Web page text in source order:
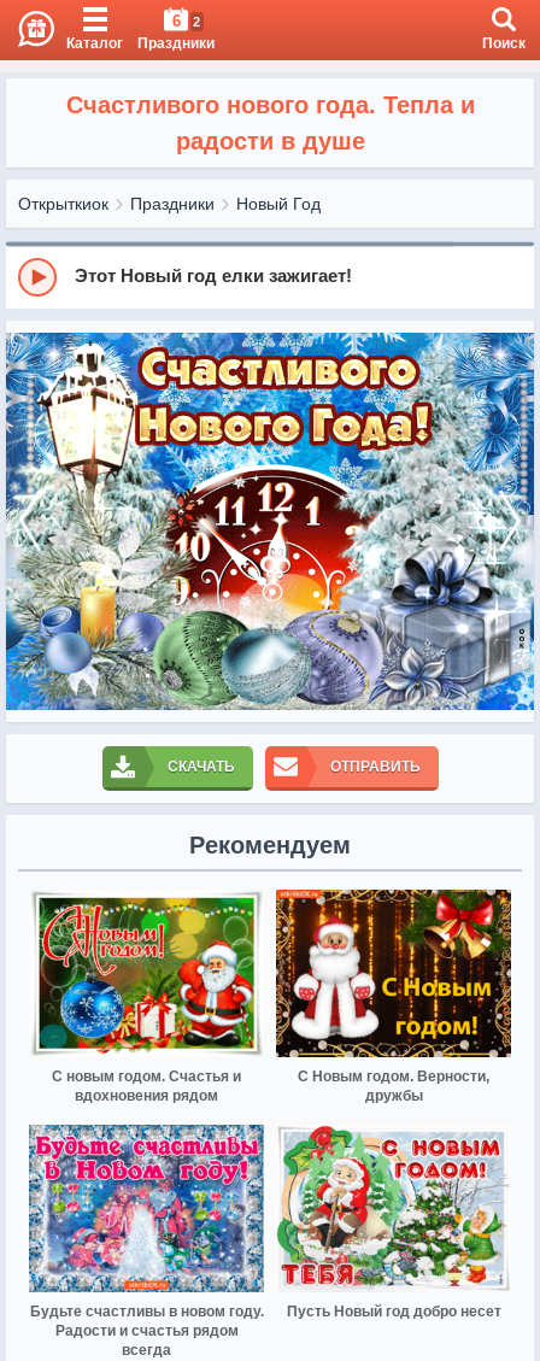
Каталог
6 2
Праздники Поиск
Счастливого нового года. Тепла и
радости в душе
Открыткиок Праздники Новый Год
Этот Новый год елки зажигает!
СКАЧАТЬ ОТПРАВИТЬ
Рекомендуем
С новым годом. Счастья и
вдохновения рядом
С Новым годом. Верности,
дружбы
Будьте счастливы в новом году.
Радости и счастья рядом
всегда
Пусть Новый год добро несет